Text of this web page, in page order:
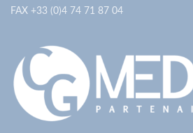
FAX +33 (0)4 74 71 87 04